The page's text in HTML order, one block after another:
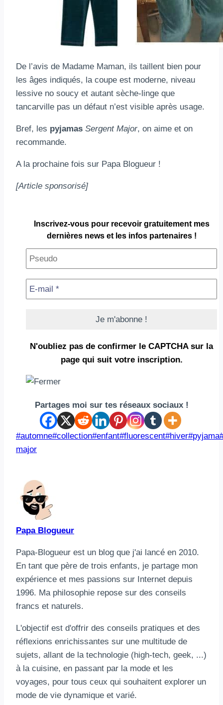
De l’avis de Madame Maman, ils taillent bien pour
les âges indiqués, la coupe est moderne, niveau
lessive no soucy et autant sèche-linge que
tancarville pas un défaut n’est visible après usage.
Bref, les pyjamas Sergent Major, on aime et on
recommande.
A la prochaine fois sur Papa Blogueur !
[Article sponsorisé]
Inscrivez-vous pour recevoir gratuitement mes
dernières news et les infos partenaires !
N'oubliez pas de confirmer le CAPTCHA sur la
page qui suit votre inscription.
Partages moi sur tes réseaux sociaux !
Étiquettes
de
#automne#collection#enfant#fluorescent#hiver#pyjama
major
Papa Blogueur
Papa-Blogueur est un blog que j'ai lancé en 2010.
En tant que père de trois enfants, je partage mon
expérience et mes passions sur Internet depuis
1996. Ma philosophie repose sur des conseils
francs et naturels.
L'objectif est d'offrir des conseils pratiques et des
réflexions enrichissantes sur une multitude de
sujets, allant de la technologie (high-tech, geek, ...)
à la cuisine, en passant par la mode et les
voyages, pour tous ceux qui souhaitent explorer un
mode de vie dynamique et varié.